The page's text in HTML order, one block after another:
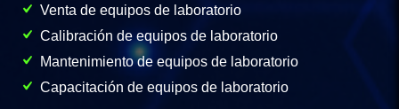
Venta de equipos de laboratorio
Calibración de equipos de laboratorio
Mantenimiento de equipos de laboratorio
Capacitación de equipos de laboratorio